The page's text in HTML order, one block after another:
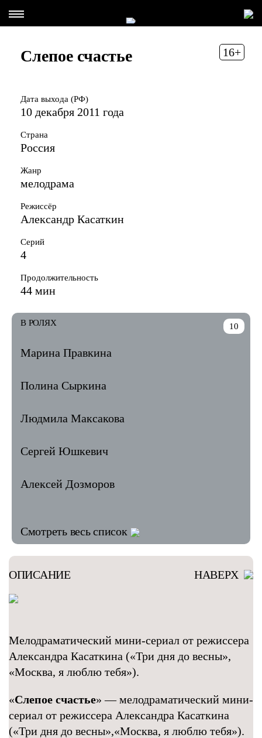
16+
Слепое счастье
Дата выхода (РФ)
10 декабря 2011 года
Страна
Россия
Жанр
мелодрама
Режиссёр
Александр Касаткин
Серий
4
Продолжительность
44 мин
10
В РОЛЯХ
Марина Правкина
Полина Сыркина
Людмила Максакова
Сергей Юшкевич
Алексей Дозморов
Смотреть весь список
ОПИСАНИЕ НАВЕРХ
Мелодраматический мини-сериал от режиссера
Александра Касаткина («Три дня до весны»,
«Москва, я люблю тебя»).
«Слепое счастье» — мелодраматический мини-
сериал от режиссера Александра Касаткина
(«Три дня до весны»,«Москва, я люблю тебя»).